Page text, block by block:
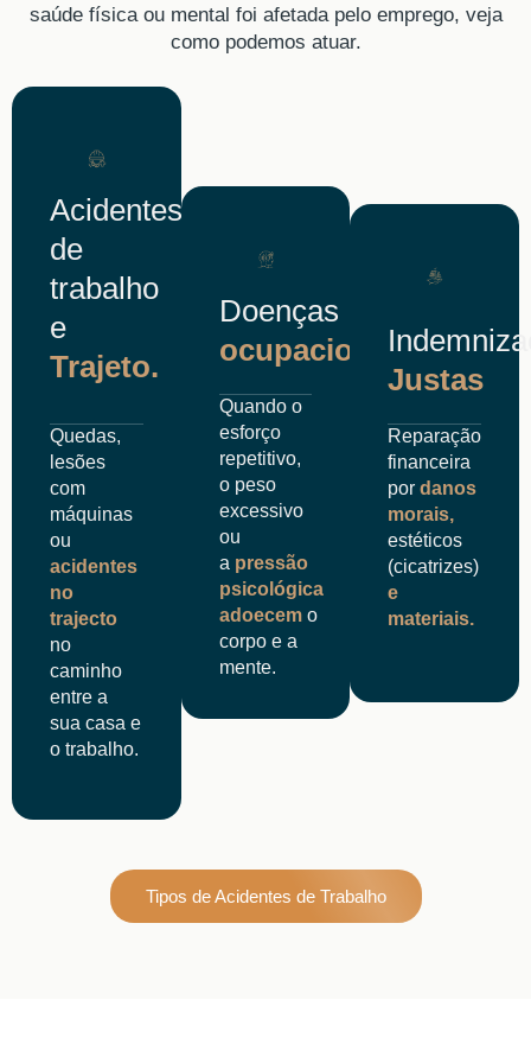
saúde física ou mental foi afetada pelo emprego, veja
como podemos atuar.
Acidentes
de
trabalho
e
Trajeto.
Quedas,
lesões
com
máquinas
ou
acidentes
no
trajecto
no
caminho
entre a
sua casa e
o trabalho.
Doenças
ocupacionais.
Quando o
esforço
repetitivo,
o peso
excessivo
ou
a pressão
psicológica
adoecem o
corpo e a
mente.
Justas
Reparação
financeira
pordanos
morais,
estéticos
(cicatrizes)
e
materiais.
Tipos de Acidentes de Trabalho